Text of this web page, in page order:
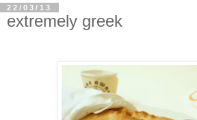
22/03/13
extremely greek